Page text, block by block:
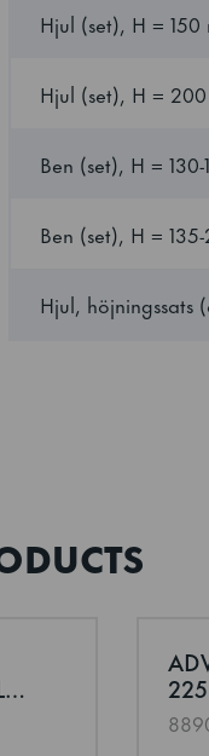
Bruttovikt
Isolering tjocklek
Hjul (set), H = 150
Hjul (set), H =
Ben (set), H = 130-
Ben (set), H =
Hjul, höjningssats
225DG-3332-Läs